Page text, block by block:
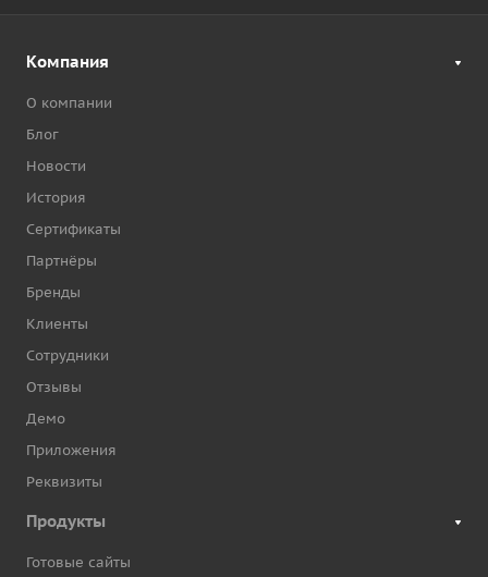
Компания
О компании
Блог
Новости
История
Сертификаты
Партнёры
Бренды
Клиенты
Сотрудники
Отзывы
Демо
Приложения
Реквизиты
Продукты
Готовые сайты